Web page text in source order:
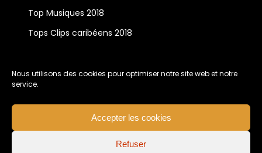
Nous utilisons des cookies pour optimiser notre site web et notre
service.
Accepter les cookies
Refuser
Top Musiques 2018
Tops Clips caribéens 2018